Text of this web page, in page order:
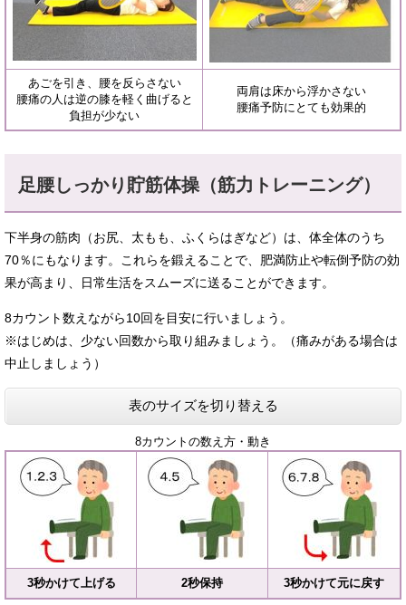
あごを引き、腰を反らさない
腰痛の人は逆の膝を軽く曲げると
負担が少ない
両肩は床から浮かさない
腰痛予防にとても効果的
足腰しっかり貯筋体操（筋力トレーニング）
下半身の筋肉（お尻、太もも、ふくらはぎなど）は、体全体のうち
70％にもなります。これらを鍛えることで、肥満防止や転倒予防の効
果が高まり、日常生活をスムーズに送ることができます。
8カウント数えながら10回を目安に行いましょう。
※はじめは、少ない回数から取り組みましょう。（痛みがある場合は
中止しましょう）
表のサイズを切り替える
8カウントの数え方・動き
3秒かけて上げる 2秒保持 3秒かけて元に戻す